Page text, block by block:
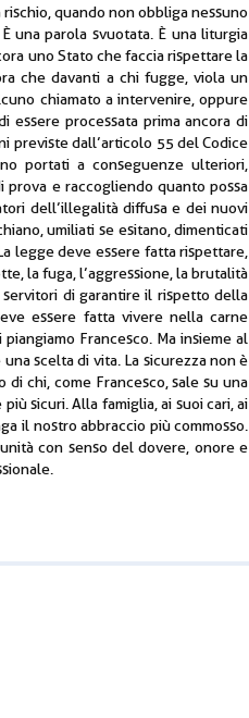
quando non obbliga nessuno
una parola svuotata. È una liturgia
uno Stato che faccia rispettare la
che davanti a chi fugge, viola un
chiamato a intervenire, oppure
essere processata prima ancora di
previste dall’articolo 55 del Codice
portati a conseguenze ulteriori,
e raccogliendo quanto possa
dell’illegalità diffusa e dei nuovi
umiliati se esitano, dimenticati
legge deve essere fatta rispettare,
la fuga, l’aggressione, la brutalità
di garantire il rispetto della
essere fatta vivere nella carne
Francesco. Ma insieme al
scelta di vita. La sicurezza non è
chi, come Francesco, sale su una
sicuri. Alla famiglia, ai suoi cari, ai
il nostro abbraccio più commosso.
con senso del dovere, onore e